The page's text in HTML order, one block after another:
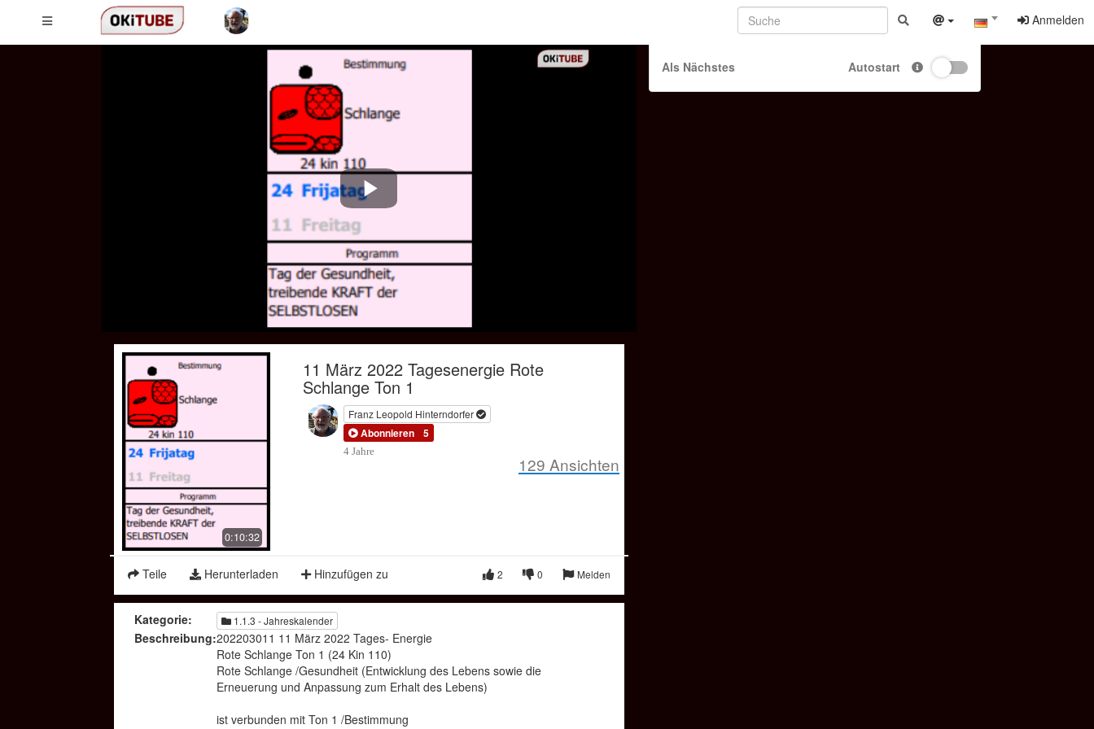
Anmelden
Play
Video
0:10:32
11 März 2022 Tagesenergie Rote
Schlange Ton 1
Franz Leopold Hinterndorfer
Abonnieren 5
4 Jahre
129 Ansichten
Teile Herunterladen Hinzufügen zu Melden
0
2
Kategorie: 1.1.3 - Jahreskalender
Beschreibung:202203011 11 März 2022 Tages- Energie
Rote Schlange Ton 1 (24 Kin 110)
Rote Schlange /Gesundheit (Entwicklung des Lebens sowie die
Erneuerung und Anpassung zum Erhalt des Lebens)
ist verbunden mit Ton 1 /Bestimmung
Als Nächstes Autostart